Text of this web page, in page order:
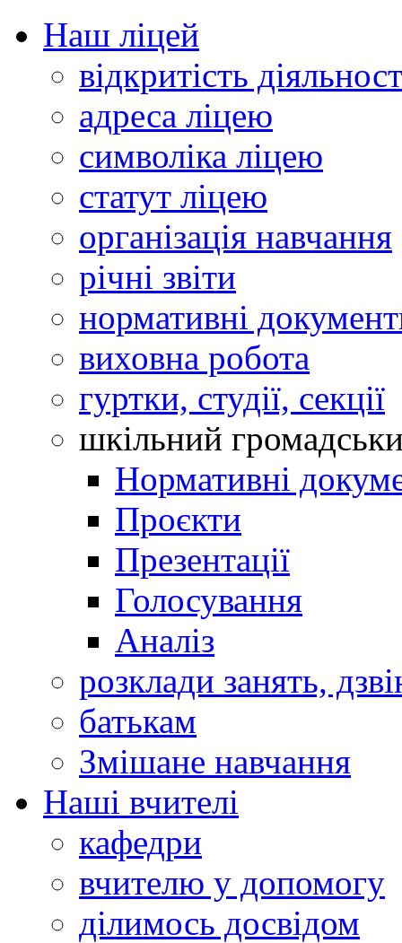
Наш ліцей
відкритість
адреса ліцею
символіка ліцею
статут ліцею
організація навчання
річні звіти
нормативні
виховна робота
гуртки, студії, секції
шкільний
Нормативні
Проєкти
Презентації
Голосування
Аналіз
розклади занять,
батькам
Змішане навчання
Наші вчителі
кафедри
вчителю у допомогу
ділимось досвідом